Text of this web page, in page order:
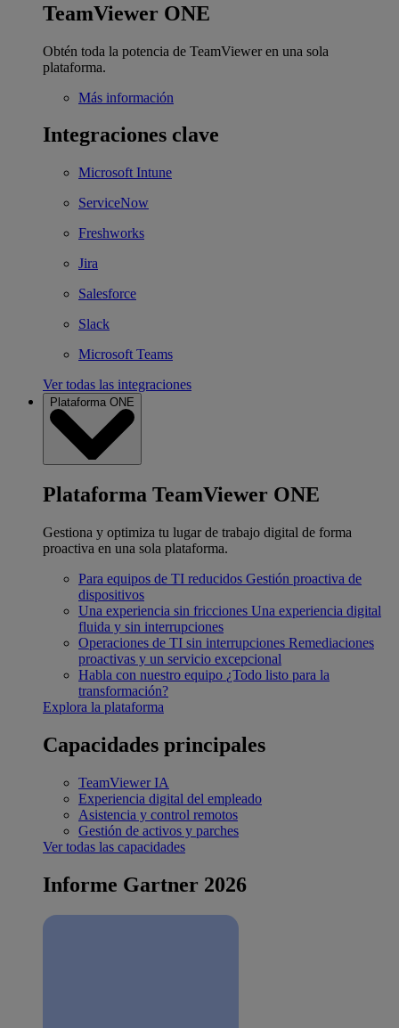
TeamViewer ONE
Obtén toda la potencia de TeamViewer en una sola
plataforma.
Más información
Integraciones clave
Microsoft Intune
ServiceNow
Freshworks
Jira
Salesforce
Slack
Microsoft Teams
Ver todas las integraciones
Plataforma ONE
Plataforma TeamViewer ONE
Gestiona y optimiza tu lugar de trabajo digital de forma
proactiva en una sola plataforma.
Para equipos de TI reducidos Gestión proactiva de
dispositivos
Una experiencia sin fricciones Una experiencia digital
fluida y sin interrupciones
Operaciones de TI sin interrupciones Remediaciones
proactivas y un servicio excepcional
Habla con nuestro equipo ¿Todo listo para la
transformación?
Explora la plataforma
Capacidades principales
TeamViewer IA
Experiencia digital del empleado
Asistencia y control remotos
Gestión de activos y parches
Ver todas las capacidades
Informe Gartner 2026